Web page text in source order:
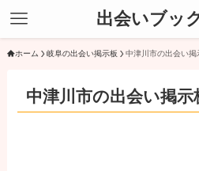
出会いブッ
ホーム 岐阜の出会い掲示板 中津川市の出会い掲
中津川市の出会い掲示